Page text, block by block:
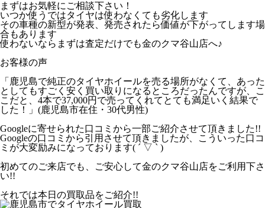
まずはお気軽にご相談下さい！
いつか使うではタイヤは使わなくても劣化します
その車種の新型が発表、発売されたら価値が下がってします場
合もあります
使わないならまずは査定だけでも金のクマ谷山店へ♪
お客様の声
「鹿児島で純正のタイヤホイールを売る場所がなくて、あった
としてもすごく安く買い取りになるところだったんですが、こ
こだと、4本で37,000円で売ってくれてとても満足いく結果で
した！」(鹿児島市在住・30代男性)
Googleに寄せられた口コミから一部ご紹介させて頂きました!!
Googleの口コミから引用させて頂きましたが、こういった口コ
ミが大変励みになっております( ´ ▽ ` )
初めてのご来店でも、ご安心して金のクマ谷山店をご利用下さ
い!!
それでは本日の買取品をご紹介!!